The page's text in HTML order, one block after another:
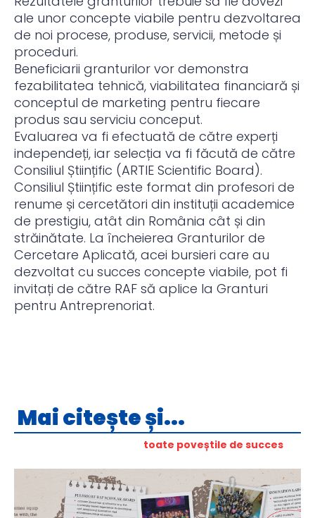
ale unor concepte viabile pentru dezvoltarea
de noi procese, produse, servicii, metode și
proceduri.
Beneficiarii granturilor vor demonstra
fezabilitatea tehnică, viabilitatea financiară și
conceptul de marketing pentru fiecare
produs sau serviciu conceput.
Evaluarea va fi efectuată de către experți
independeți, iar selecția va fi făcută de către
Consiliul Științific (ARTIE Scientific Board).
Consiliul Științific este format din profesori de
renume și cercetători din instituții academice
de prestigiu, atât din România cât și din
străinătate. La încheierea Granturilor de
Cercetare Aplicată, acei bursieri care au
dezvoltat cu succes concepte viabile, pot fi
invitați de către RAF să aplice la Granturi
pentru Antreprenoriat.
Mai citește și...
toate poveștile de succes